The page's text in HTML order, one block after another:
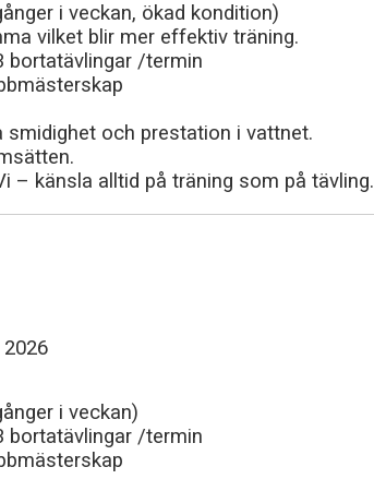
i veckan, ökad kondition)
vilket blir mer effektiv träning.
bortatävlingar /termin
och prestation i vattnet.
– känsla alltid på träning som på tävling.
i veckan)
bortatävlingar /termin